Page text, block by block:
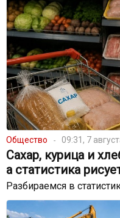
Общество 09:31, 7
Сахар, курица и
а статистика
Разбираемся в